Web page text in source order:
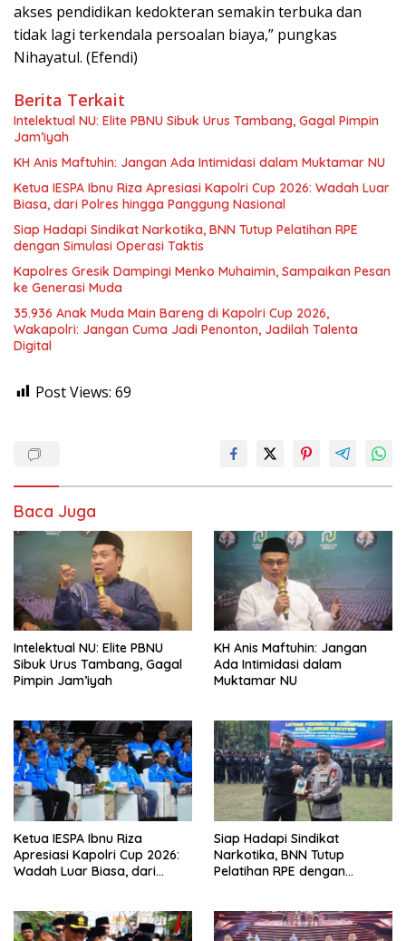
akses pendidikan kedokteran semakin terbuka dan
tidak lagi terkendala persoalan biaya,” pungkas
Nihayatul. (Efendi)
Berita Terkait
Intelektual NU: Elite PBNU Sibuk Urus Tambang, Gagal Pimpin
Jam’iyah
KH Anis Maftuhin: Jangan Ada Intimidasi dalam Muktamar NU
Ketua IESPA Ibnu Riza Apresiasi Kapolri Cup 2026: Wadah Luar
Biasa, dari Polres hingga Panggung Nasional
Siap Hadapi Sindikat Narkotika, BNN Tutup Pelatihan RPE
dengan Simulasi Operasi Taktis
Kapolres Gresik Dampingi Menko Muhaimin, Sampaikan Pesan
ke Generasi Muda
35.936 Anak Muda Main Bareng di Kapolri Cup 2026,
Wakapolri: Jangan Cuma Jadi Penonton, Jadilah Talenta
Digital
Post Views: 69
Baca Juga
Intelektual NU: Elite PBNU
Sibuk Urus Tambang, Gagal
Pimpin Jam’iyah
KH Anis Maftuhin: Jangan
Ada Intimidasi dalam
Muktamar NU
Ketua IESPA Ibnu Riza
Apresiasi Kapolri Cup 2026:
Wadah Luar Biasa, dari
Siap Hadapi Sindikat
Narkotika, BNN Tutup
Pelatihan RPE dengan